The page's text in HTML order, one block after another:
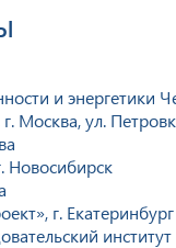
и энергетики
Москва, ул.
г. Екатеринбург